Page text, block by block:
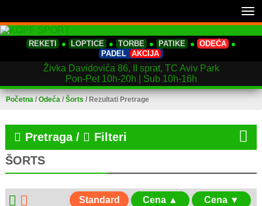
REKETI ● LOPTICE ● TORBE ● PATIKE ● ODEĆA ●
PADEL AKCIJA
Živka Davidovića 86, II sprat, TC Aviv Park
Pon-Pet 10h-20h | Sub 10h-16h
Početna /Odeća /Šorts / Rezultati Pretrage
Pretraga /
Filteri
ŠORTS
Standard Cena ▲ Cena ▼